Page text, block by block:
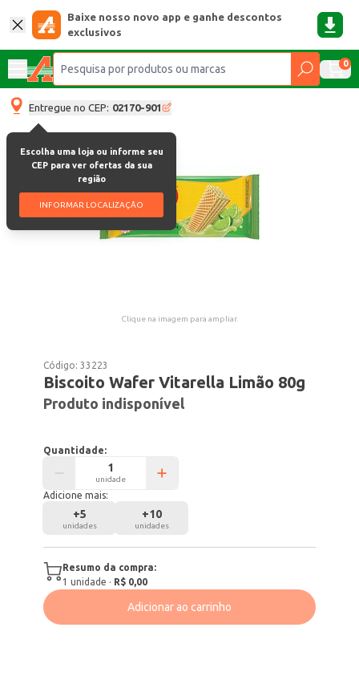
Baixe nosso novo app e ganhe descontos
exclusivos
0
Entregue no CEP: 02170-901
Escolha uma loja ou informe seu
CEP para ver ofertas da sua
região
INFORMAR LOCALIZAÇÃO
Clique na imagem para ampliar.
Código:33223
Biscoito Wafer Vitarella Limão 80g
Produto indisponível
Quantidade:
unidade
Adicione mais:
+5
unidades
+10
unidades
Resumo da compra:
1 unidade · R$ 0,00
Adicionar ao carrinho